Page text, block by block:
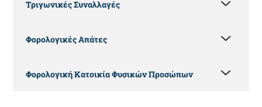
Τριγωνικές Συναλλαγές
Φορολογικές Απάτες
Φορολογική Κατοικία Φυσικών Προσώπων